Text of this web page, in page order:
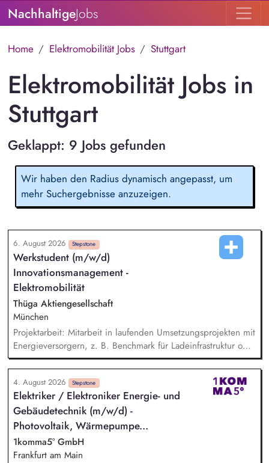
NachhaltigeJobs
Home Elektromobilität Jobs Stuttgart
Elektromobilität Jobs in
Stuttgart
Geklappt: 9 Jobs gefunden
Wir haben den Radius dynamisch angepasst, um
mehr Suchergebnisse anzuzeigen.
6. August 2026 Stepstone
Werkstudent (m/w/d)
Innovationsmanagement -
Elektromobilität
Thüga Aktiengesellschaft
München
Projektarbeit: Mitarbeit in laufenden Umsetzungsprojekten mit
Energieversorgern, z. B. Benchmark für Ladeinfrastruktur oder
beim Aufbau von E-Lkw Mobilitätsprodukten. Markt- und
Technologieanalyse: Recherche und Auswertung von Trends,
Technologien, Marktdaten und Hochlaufkurven als
Entscheidungsgrundlage für strategische Fragestellungen.
Geschäftsmodellentwicklung: Unterstützung bei der
Konzeption innovativer Geschäftsmodelle für nachhaltige
Lösungen im Verkehrs- und Energiesektor.
4. August 2026 Stepstone
Elektriker / Elektroniker Energie- und
Gebäudetechnik (m/w/d) -
Photovoltaik, Wärmepumpe...
1komma5° GmbH
Frankfurt am Main